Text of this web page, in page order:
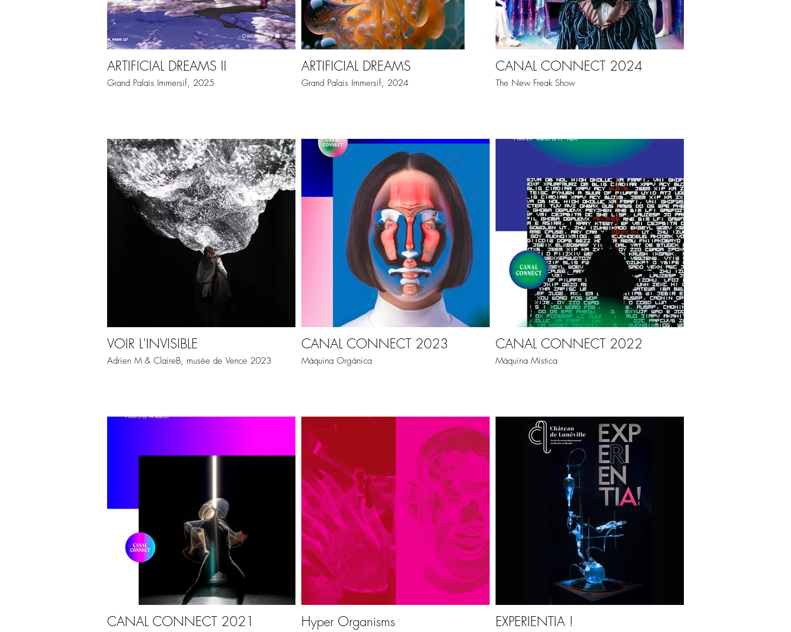
ARTIFICIAL DREAMS II
Grand Palais Immersif, 2025
ARTIFICIAL DREAMS
Grand Palais Immersif, 2024
CANAL CONNECT 2024
The New Freak Show
VOIR L'INVISIBLE
Adrien M & ClaireB, musée de Vence 2023
CANAL CONNECT 2023
Máquina Orgánica
CANAL CONNECT 2022
Máquina Mística
CANAL CONNECT 2021 Hyper Organisms EXPERIENTIA !